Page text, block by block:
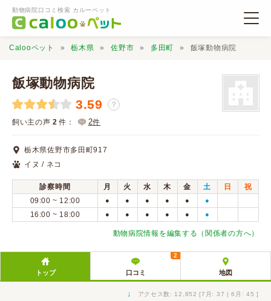
動物病院口コミ検索 カルーペット
動物病院検索
口コミ検索
Calooペットとは？
Calooペット 栃木県 佐野市 多田町 飯塚動物病院
飯塚動物病院
3.59 ？
飼い主の声 2 件： 2件
栃木県佐野市多田町917
イヌ / ネコ
診察時間 月 火 水 木 金 土 日
祝
09:00 ~ 12:00
● ● ● ● ● ●
16:00 ~ 18:00 ● ● ● ● ● ●
動物病院情報を編集する（関係者の方へ）
トップ 口コミ
2
地図
↓ アクセス数: 12,852 [7月: 37 | 6月: 45 ]